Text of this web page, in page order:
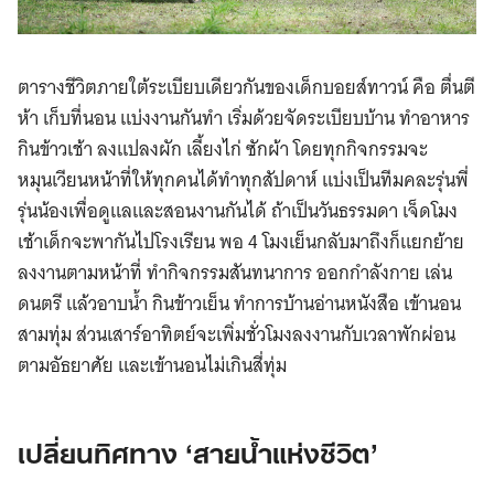
ตารางชีวิตภายใต้ระเบียบเดียวกันของเด็กบอยส์ทาวน์ คือ ตื่นตี
ห้า เก็บที่นอน แบ่งงานกันทำ เริ่มด้วยจัดระเบียบบ้าน ทำอาหาร
กินข้าวเช้า ลงแปลงผัก เลี้ยงไก่ ซักผ้า โดยทุกกิจกรรมจะ
หมุนเวียนหน้าที่ให้ทุกคนได้ทำทุกสัปดาห์ แบ่งเป็นทีมคละรุ่นพี่
รุ่นน้องเพื่อดูแลและสอนงานกันได้ ถ้าเป็นวันธรรมดา เจ็ดโมง
เช้าเด็กจะพากันไปโรงเรียน พอ 4 โมงเย็นกลับมาถึงก็แยกย้าย
ลงงานตามหน้าที่ ทำกิจกรรมสันทนาการ ออกกำลังกาย เล่น
ดนตรี แล้วอาบน้ำ กินข้าวเย็น ทำการบ้านอ่านหนังสือ เข้านอน
สามทุ่ม ส่วนเสาร์อาทิตย์จะเพิ่มชั่วโมงลงงานกับเวลาพักผ่อน
ตามอัธยาศัย และเข้านอนไม่เกินสี่ทุ่ม
เปลี่ยนทิศทาง ‘สายน้ำแห่งชีวิต’